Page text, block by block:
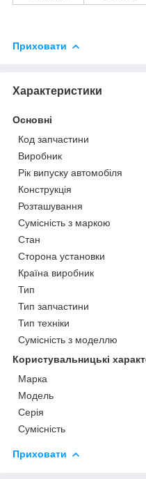
Приховати
Характеристики
Основні
Код запчастини
Виробник
Рік випуску автомобіля
Конструкція
Розташування
Сумісність з маркою
Стан
Сторона установки
Країна виробник
Тип
Тип запчастини
Тип техніки
Сумісність з моделлю
Користувальницькі
Марка
Мoдель
Серія
Сумісність
Приховати